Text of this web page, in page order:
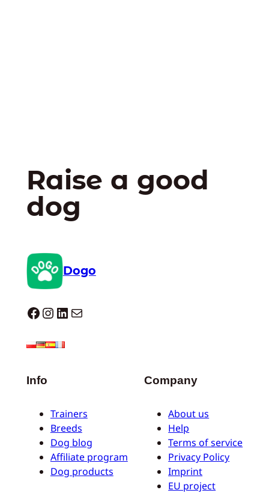
Raise a good
dog
Dogo
Dogo facebook InstagramLinkedIn E-mail
Info
Trainers
Breeds
Dog blog
Affiliate program
Dog products
Company
About us
Help
Terms of service
Privacy Policy
Imprint
EU project